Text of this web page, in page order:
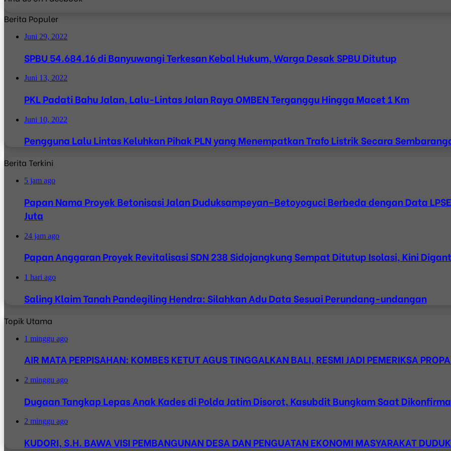
Berita Populer
Juni 29, 2022
SPBU 54.684.16 di Banyuwangi Terkesan Kebal Hukum, Warga Desak SPBU Ditutup
Juni 13, 2022
PKL Padati Bahu Jalan, Lalu-Lintas Jalan Raya OMBEN Terganggu Hingga Macet 1 Km
Juni 10, 2022
Pengguna Lalu Lintas Keluhkan Pihak PLN yang Menempatkan Trafo Listrik Secara
Berita Terkini
5 jam ago
Papan Nama Proyek Betonisasi Jalan Duduksampeyan–Betoyoguci Berbeda dengan Data
Juta
24 jam ago
Papan Anggaran Proyek Revitalisasi SDN 238 Sidojangkung Sempat Ditutup Isolasi, Kini
1 hari ago
Saling Klaim Tanah Pandegiling Hendra: Silahkan Adu Data Sesuai Perundang-undangan
Topik Utama
1 minggu ago
AIR MATA PERPISAHAN: KOMBES KETUT AGUS TINGGALKAN BALI, RESMI JADI PEMERIKSA
2 minggu ago
Dugaan Tangkap Lepas Anak Kades di Polda Jatim Disorot, Kasubdit Bungkam Saat
2 minggu ago
KUDORI, S.H. BAWA VISI PEMBANGUNAN DESA DAN PENGUATAN EKONOMI MASYARAKAT